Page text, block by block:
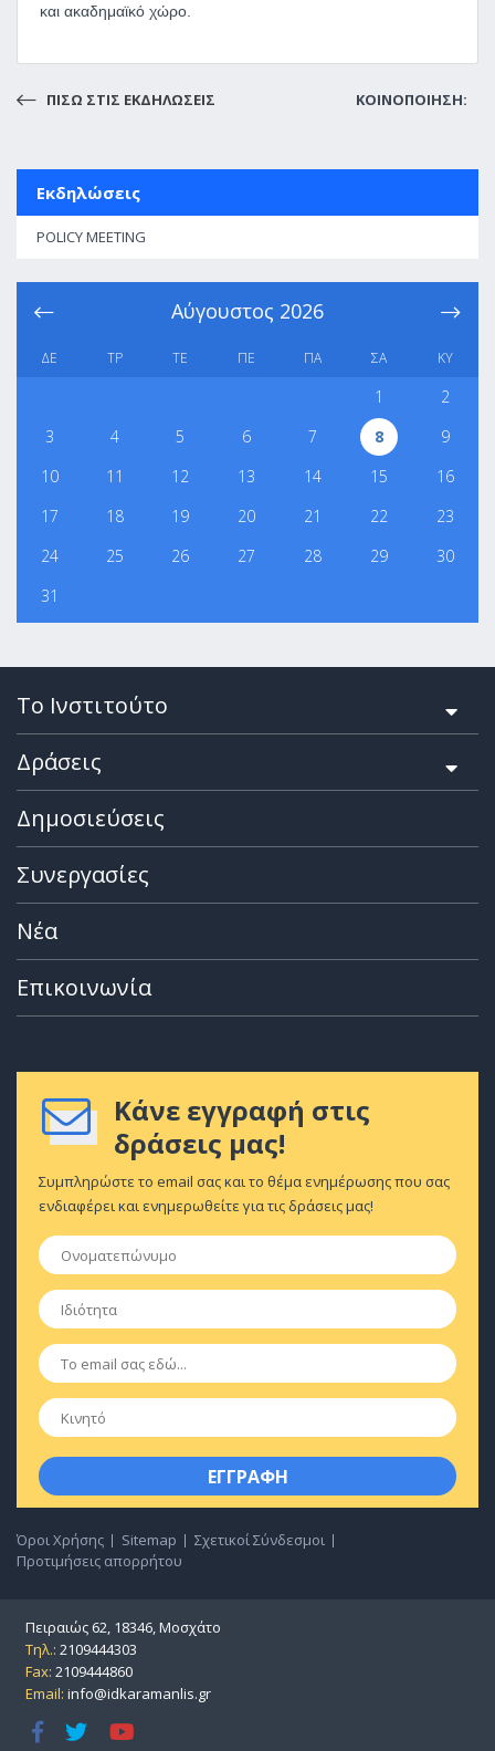
και ακαδημαϊκό χώρο.
ΠΙΣΩ ΣΤΙΣ ΕΚΔΗΛΩΣΕΙΣ ΚΟΙΝΟΠΟΙΗΣΗ:
Εκδηλώσεις
POLICY MEETING
Αύγουστος 2026
ΔΕ ΤΡ ΤΕ ΠΕ ΠΑ ΣΑ ΚΥ
1
2
3
4 5 6 7 8
9
10
11 12 13 14 15
16
17
18 19 20 21 22
23
24
25 26 27 28 29
30
31
Το Ινστιτούτο
Δράσεις
Δημοσιεύσεις
Συνεργασίες
Νέα
Επικοινωνία
Κάνε εγγραφή στις
δράσεις μας!
Συμπληρώστε το email σας και το θέμα ενημέρωσης που σας
ενδιαφέρει και ενημερωθείτε για τις δράσεις μας!
Ονοματεπώνυμο
Ιδιότητα
Email
Κινητό
Όροι Χρήσης Sitemap
Σχετικοί Σύνδεσμοι
Προτιμήσεις απορρήτου
Πειραιώς 62, 18346, Μοσχάτο
Τηλ.: 2109444303
Fax: 2109444860
Email: info@idkaramanlis.gr